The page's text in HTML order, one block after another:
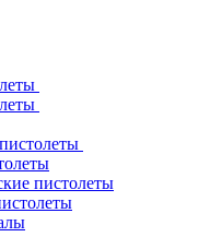
пистолеты